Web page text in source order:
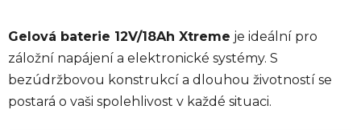
Gelová baterie 12V/18Ah Xtreme je ideální pro
záložní napájení a elektronické systémy. S
bezúdržbovou konstrukcí a dlouhou životností se
postará o vaši spolehlivost v každé situaci.